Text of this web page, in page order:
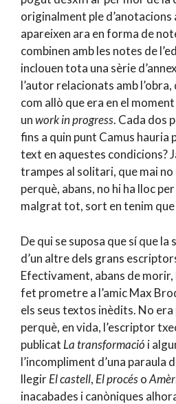
originalment ple d’anotacions
apareixen ara en forma de
combinen amb les notes de
inclouen tota una sèrie
l’autor relacionats amb
com allò que era en el
unwork in progress. Cada dos
fins a quin punt Camus hauria
text en aquestes condicions?
trampes al solitari, que mai
perquè, abans, no hi ha lloc
malgrat tot, sort en tenim que
De qui se suposa que sí que la
d’un altre dels grans
Efectivament, abans de
fet prometre a l’amic Max
els seus textos inèdits. No
perquè, en vida, l’escriptor
publicat La transformació i
l’incompliment d’una paraula
llegirEl castell, El procéso
inacabades i canòniques